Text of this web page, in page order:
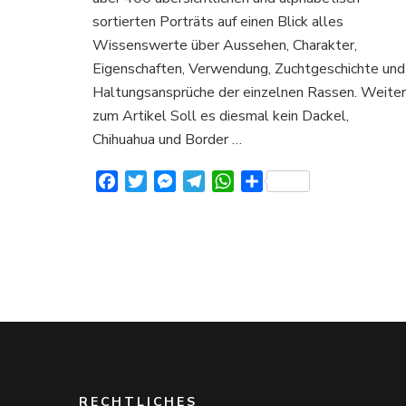
Aussehen
Charakter
und
Verhalten
sortierten Porträts auf einen Blick alles
Wissenswerte über Aussehen, Charakter,
Eigenschaften, Verwendung, Zuchtgeschichte und
Haltungsansprüche der einzelnen Rassen. Weiter
zum Artikel Soll es diesmal kein Dackel,
Chihuahua und Border …
FacebookTwitterMessenger
TelegramWhatsApp
Teilen
RECHTLICHES